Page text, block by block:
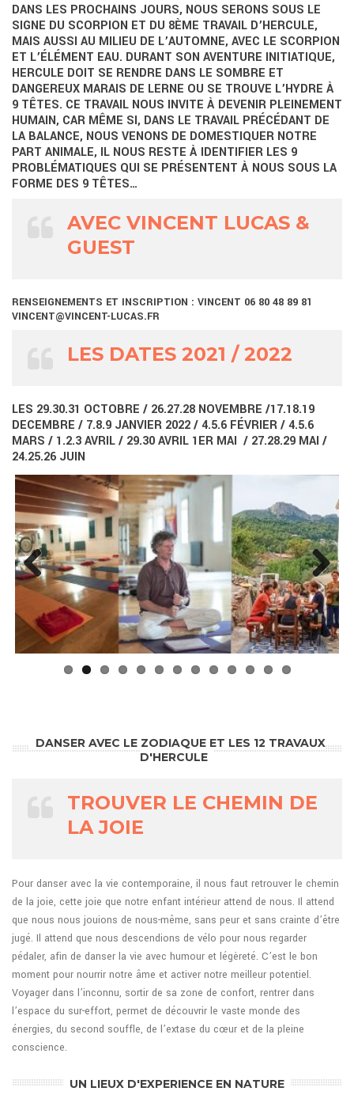
DANS LES PROCHAINS JOURS, NOUS SERONS SOUS LE
SIGNE DU SCORPION ET DU 8ÈME TRAVAIL D’HERCULE,
MAIS AUSSI AU MILIEU DE L’AUTOMNE, AVEC LE SCORPION
ET L’ÉLÉMENT EAU. DURANT SON AVENTURE INITIATIQUE,
HERCULE DOIT SE RENDRE DANS LE SOMBRE ET
DANGEREUX MARAIS DE LERNE OU SE TROUVE L’HYDRE À
9 TÊTES. CE TRAVAIL NOUS INVITE À DEVENIR PLEINEMENT
HUMAIN, CAR MÊME SI, DANS LE TRAVAIL PRÉCÉDANT DE
LA BALANCE, NOUS VENONS DE DOMESTIQUER NOTRE
PART ANIMALE, IL NOUS RESTE À IDENTIFIER LES 9
PROBLÉMATIQUES QUI SE PRÉSENTENT À NOUS SOUS LA
FORME DES 9 TÊTES…
AVEC VINCENT LUCAS &
GUEST
RENSEIGNEMENTS ET INSCRIPTION : VINCENT 06 80 48 89 81
VINCENT@VINCENT-LUCAS.FR
LES DATES 2021 / 2022
LES 29.30.31 OCTOBRE / 26.27.28 NOVEMBRE /17.18.19
DECEMBRE / 7.8.9 JANVIER 2022 / 4.5.6 FÉVRIER / 4.5.6
MARS / 1.2.3 AVRIL / 29.30 AVRIL 1ER MAI / 27.28.29 MAI /
24.25.26 JUIN
Previo
Next
DANSER AVEC LE ZODIAQUE ET LES 12 TRAVAUX
D'HERCULE
TROUVER LE CHEMIN DE
LA JOIE
Pour danser avec la vie contemporaine, il nous faut retrouver le chemin
de la joie, cette joie que notre enfant intérieur attend de nous. Il attend
que nous nous jouions de nous-même, sans peur et sans crainte d’être
jugé. Il attend que nous descendions de vélo pour nous regarder
pédaler, afin de danser la vie avec humour et légèreté. C’est le bon
moment pour nourrir notre âme et activer notre meilleur potentiel.
Voyager dans l’inconnu, sortir de sa zone de confort, rentrer dans
l’espace du sur-effort, permet de découvrir le vaste monde des
énergies, du second souffle, de l’extase du cœur et de la pleine
conscience.
UN LIEUX D'EXPERIENCE EN NATURE